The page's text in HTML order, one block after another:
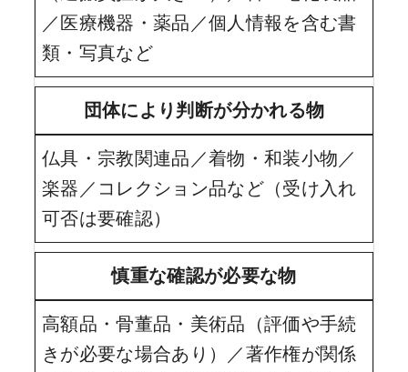
／医療機器・薬品／個人情報を含む書
類・写真など
団体により判断が分かれる物
仏具・宗教関連品／着物・和装小物／
楽器／コレクション品など（受け入れ
可否は要確認）
慎重な確認が必要な物
高額品・骨董品・美術品（評価や手続
きが必要な場合あり）／著作権が関係